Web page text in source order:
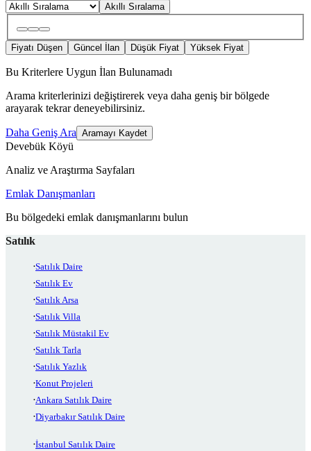
Akıllı Sıralama
Fiyatı Düşen Güncel İlan Düşük Fiyat Yüksek Fiyat
Bu Kriterlere Uygun İlan Bulunamadı
Arama kriterlerinizi değiştirerek veya daha geniş bir bölgede
arayarak tekrar deneyebilirsiniz.
Daha Geniş Ara Aramayı Kaydet
Devebük Köyü
Analiz ve Araştırma Sayfaları
Emlak Danışmanları
Bu bölgedeki emlak danışmanlarını bulun
Satılık
Satılık Daire
Satılık Ev
Satılık Arsa
Satılık Villa
Satılık Müstakil Ev
Satılık Tarla
Satılık Yazlık
Konut Projeleri
Ankara Satılık Daire
Diyarbakır Satılık Daire
İstanbul Satılık Daire